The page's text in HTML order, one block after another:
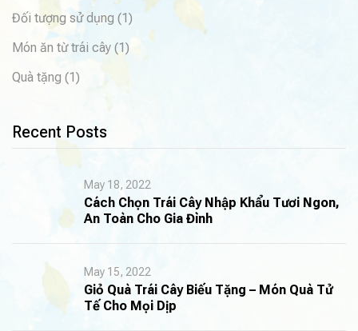
Đối tượng sử dụng (1)
Món ăn từ trái cây (1)
Quà tặng (1)
Recent Posts
May 18, 2022
Cách Chọn Trái Cây Nhập Khẩu Tươi Ngon,
An Toàn Cho Gia Đình
May 15, 2022
Giỏ Quà Trái Cây Biếu Tặng – Món Quà Tử
Tế Cho Mọi Dịp